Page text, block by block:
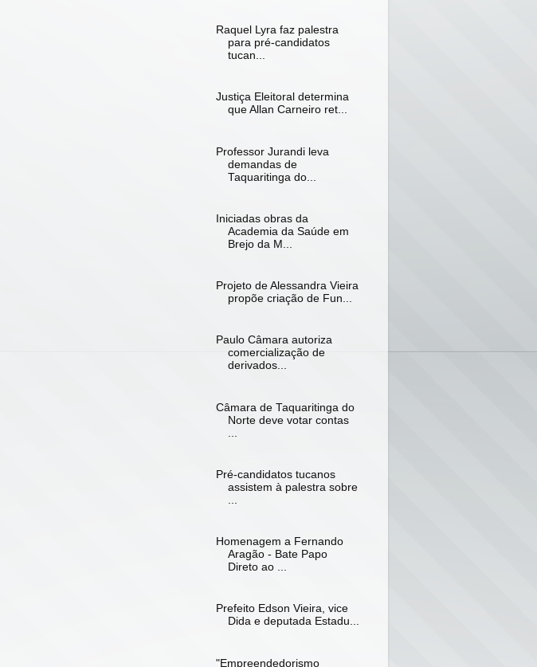
Raquel Lyra faz palestra
para pré-candidatos
tucan...
Justiça Eleitoral determina
que Allan Carneiro ret...
Professor Jurandi leva
demandas de
Taquaritinga do...
Iniciadas obras da
Academia da Saúde em
Brejo da M...
Projeto de Alessandra Vieira
propõe criação de Fun...
Paulo Câmara autoriza
comercialização de
derivados...
Câmara de Taquaritinga do
Norte deve votar contas
Pré-candidatos tucanos
assistem à palestra sobre
Homenagem a Fernando
Aragão - Bate Papo
Direto ao ...
Prefeito Edson Vieira, vice
Dida e deputada Estadu...
"Empreendedorismo